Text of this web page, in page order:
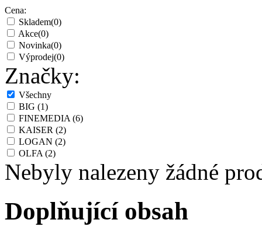
Cena:
Skladem(0)
Akce(0)
Novinka(0)
Výprodej(0)
Značky:
Všechny
BIG (1)
FINEMEDIA(6)
KAISER (2)
LOGAN (2)
OLFA(2)
Nebyly nalezeny žádné
Doplňující obsah